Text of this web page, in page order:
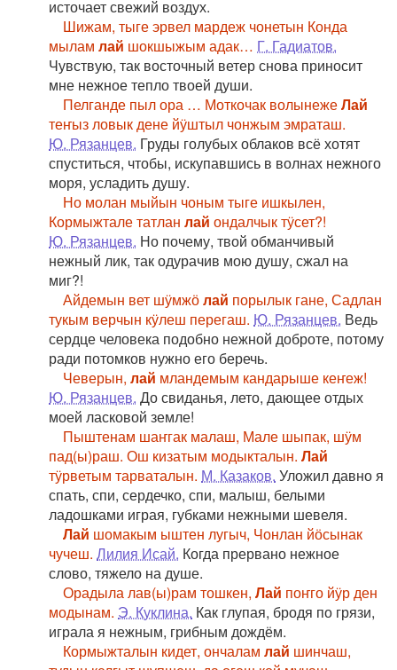
источает свежий воздух.
Шижам, тыге эрвел мардеж чонетын Конда
мылам лай шокшыжым адак… Г. Гадиатов.
Чувствую, так восточный ветер снова приносит
мне нежное тепло твоей души.
Пелганде пыл ора … Моткочак волынежеЛай
теҥыз ловык дене йӱштыл чонжым эмраташ.
Ю. Рязанцев. Груды голубых облаков всё хотят
спуститься, чтобы, искупавшись в волнах нежного
моря, усладить душу.
Но молан мыйын чоным тыге ишкылен,
Кормыжтале татлан лай ондалчык тӱсет?!
Ю. Рязанцев. Но почему, твой обманчивый
нежный лик, так одурачив мою душу, сжал на
миг?!
Айдемын вет шӱмжӧлай порылык гане, Садлан
тукым верчын кӱлеш перегаш. Ю. Рязанцев. Ведь
сердце человека подобно нежной доброте, потому
ради потомков нужно его беречь.
Чеверын, лай мландемым кандарыше кеҥеж!
Ю. Рязанцев. До свиданья, лето, дающее отдых
моей ласковой земле!
Пыштенам шаҥгак малаш, Мале шыпак, шӱм
пад(ы)раш. Ош кизатым модыкталын. Лай
тӱрветым тарваталын. М. Казаков. Уложил давно я
спать, спи, сердечко, спи, малыш, белыми
ладошками играя, губками нежными шевеля.
Лай шомакым ыштен лугыч, Чонлан йӧсынак
чучеш. Лилия Исай. Когда прервано нежное
слово, тяжело на душе.
Орадыла лав(ы)рам тошкен, Лай поҥго йӱр ден
модынам. Э. Куклина. Как глупая, бродя по грязи,
играла я нежным, грибным дождём.
Кормыжталын кидет, ончалам лай шинчаш,